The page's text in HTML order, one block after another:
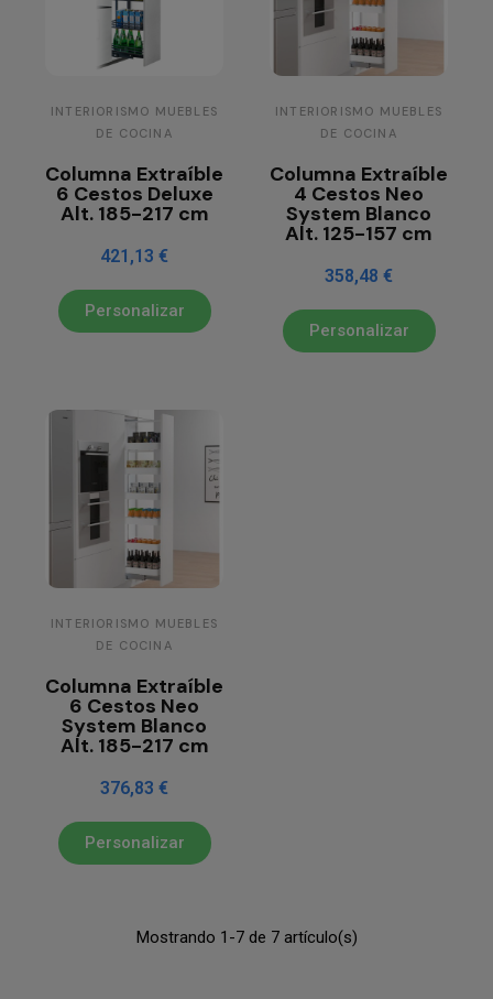
INTERIORISMO MUEBLES
DE COCINA
Columna Extraíble
6 Cestos Deluxe
Alt. 185-217 cm
421,13 €
Personalizar
INTERIORISMO MUEBLES
DE COCINA
Columna Extraíble
4 Cestos Neo
System Blanco
Alt. 125-157 cm
358,48 €
Personalizar
INTERIORISMO MUEBLES
DE COCINA
Columna Extraíble
6 Cestos Neo
System Blanco
Alt. 185-217 cm
376,83 €
Personalizar
Mostrando 1-7 de 7 artículo(s)